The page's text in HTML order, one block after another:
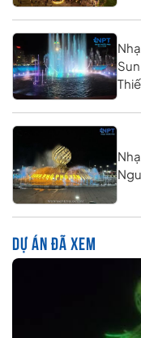
DỰ ÁN ĐÃ XEM